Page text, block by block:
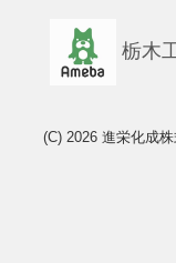
栃木
(C) 2026 進栄化成